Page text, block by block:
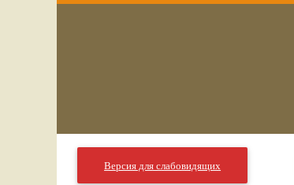
Версия для слабовидящих